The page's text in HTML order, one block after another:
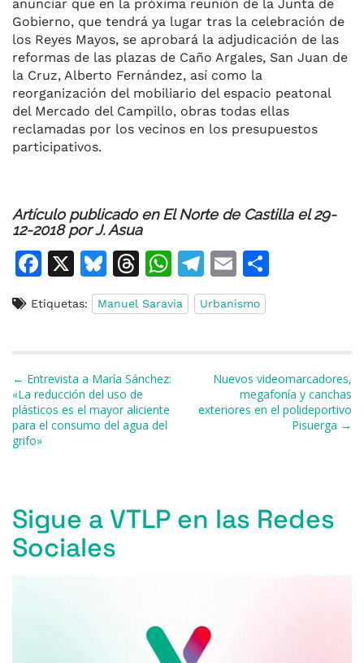
anunciar que en la próxima reunión de la Junta de
Gobierno, que tendrá ya lugar tras la celebración de
los Reyes Mayos, se aprobará la adjudicación de las
reformas de las plazas de Caño Argales, San Juan de
la Cruz, Alberto Fernández, así como la
reorganización del mobiliario del espacio peatonal
del Mercado del Campillo, obras todas ellas
reclamadas por los vecinos en los presupuestos
participativos.
Artículo publicado en El Norte de Castilla el 29-
12-2018 por J. Asua
F
c
o
o
k
X
Bl
u
e
k
y
T
h
re
d
s
W
h
at
T
el
e
a
m
E
m
ai
ar
ti
r
Etiquetas: Manuel Saravia Urbanismo
Navegación de entradas
← Entrevista a María Sánchez:
«La reducción del uso de
plásticos es el mayor aliciente
para el consumo del agua del
grifo»
Nuevos videomarcadores,
megafonía y canchas
exteriores en el polideportivo
Pisuerga →
Sigue a VTLP en las Redes
Sociales